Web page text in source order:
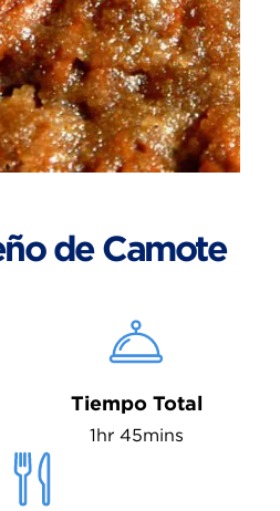
de Camote
Tiempo Total
1hr 45mins